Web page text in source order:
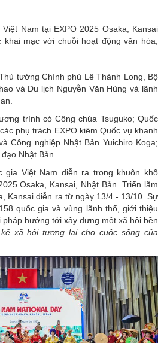
Nam tại EXPO 2025 Osaka, Kansai
mạc với chuỗi hoạt động văn hóa,
tướng Chính phủ Lê Thành Long, Bộ
và Du lịch Nguyễn Văn Hùng và lãnh
trình có Công chúa Tsuguko; Quốc
phụ trách EXPOkiêm Quốc vụ khanh
Công nghiệp Nhật Bản Yuichiro Koga;
Nhật Bản.
gia Việt Nam diễn ra trong khuôn khổ
Osaka, Kansai, Nhật Bản.Triển lãm
Kansai diễn ra từ ngày 13/4 - 13/10. Sự
quốc gia và vùng lãnh thổ, giới thiệu
hướng tới xây dựng một xã hội bền
xã hội tương lai cho cuộc sống của